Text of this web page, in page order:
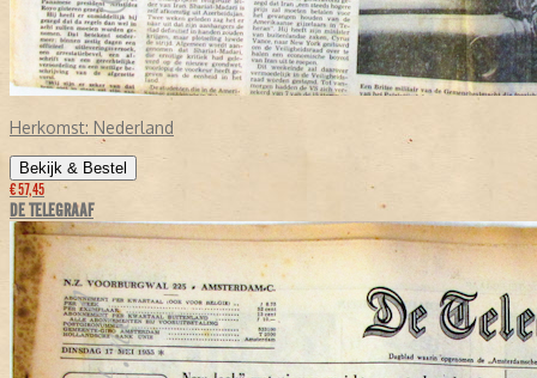
Herkomst: Nederland
Bekijk & Bestel
€ 57,45
DE TELEGRAAF